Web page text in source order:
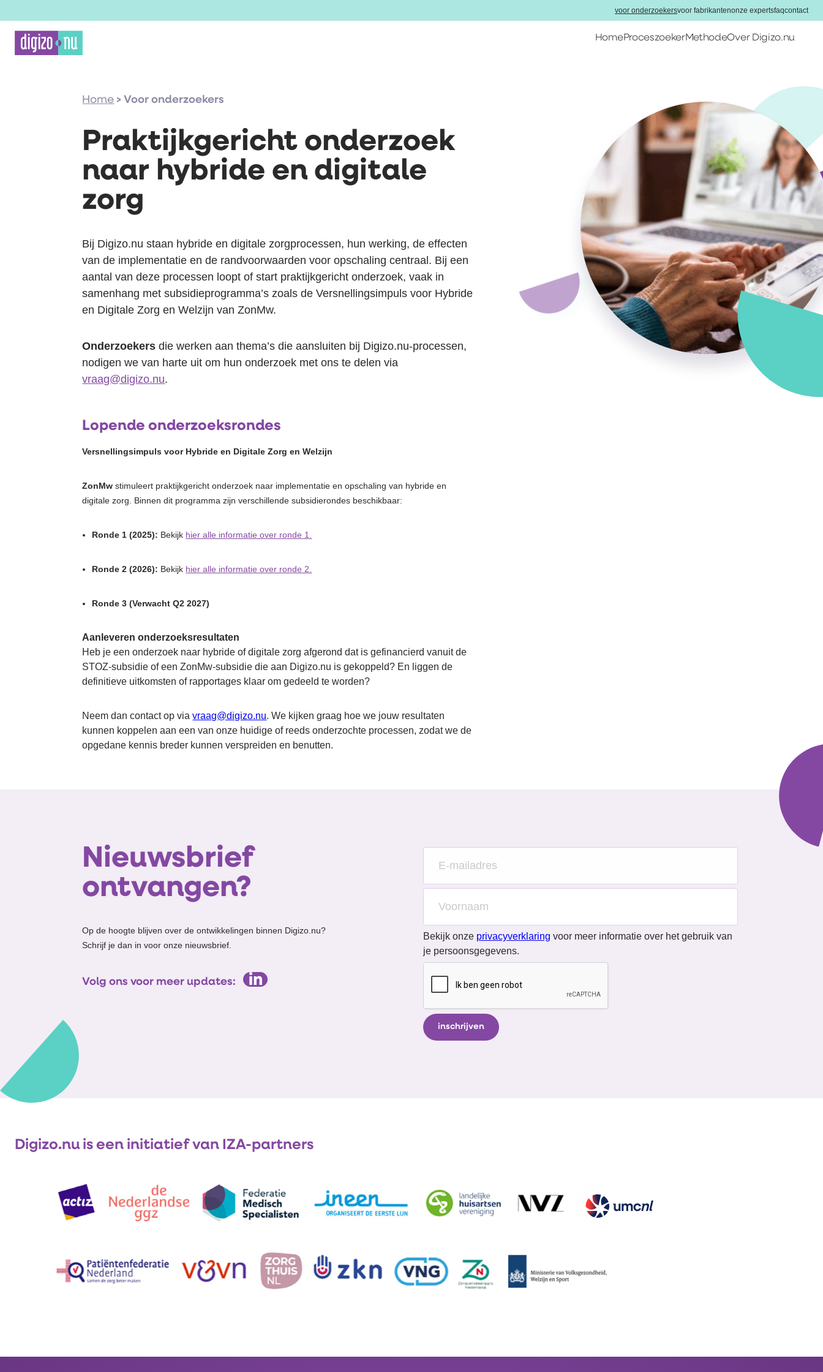
voor onderzoekersvoor fabrikantenonze expertsfaqcontact
HomeProceszoekerMethodeOver Digizo.nu
Proceszoeker
Methode
Over Digizo.nu
Voor onderzoekers
Voor fabrikanten
Onze experts
FAQ
Contact
Zoeken
Home >Voor onderzoekers
Praktijkgericht onderzoek
naar hybride en digitale
zorg
Bij Digizo.nu staan hybride en digitale zorgprocessen, hun werking, de effecten
van de implementatie en de randvoorwaarden voor opschaling centraal. Bij een
aantal van deze processen loopt of start praktijkgericht onderzoek, vaak in
samenhang met subsidieprogramma’s zoals deVersnellingsimpuls voor Hybride
en Digitale Zorg en Welzijn van ZonMw.
Onderzoekers die werken aan thema’s die aansluiten bij Digizo.nu-processen,
nodigen we van harte uit om hun onderzoek met ons te delen via
vraag@digizo.nu.
Lopende onderzoeksrondes
Versnellingsimpuls voor Hybride en Digitale Zorg en Welzijn
ZonMw stimuleert praktijkgericht onderzoek naar implementatie en opschaling van hybride en
digitale zorg. Binnen dit programma zijn verschillende subsidierondes beschikbaar:
Ronde 1 (2025): Bekijk hier alle informatie over ronde 1.
Ronde 2 (2026): Bekijk hier alle informatie over ronde 2.
Ronde 3(Verwacht Q2 2027)
Aanleveren onderzoeksresultaten
Heb je een onderzoek naar hybride of digitale zorg afgerond dat is gefinancierd vanuit de
STOZ-subsidie of een ZonMw-subsidie die aan Digizo.nu is gekoppeld? En liggen de
definitieve uitkomsten of rapportages klaar om gedeeld te worden?
Neem dan contact op viavraag@digizo.nu. We kijken graag hoe we jouw resultaten
kunnen koppelen aan een van onze huidige of reeds onderzochte processen, zodat we de
opgedane kennis breder kunnen verspreiden en benutten.
Nieuwsbrief
ontvangen?
Op de hoogte blijven over de ontwikkelingen binnen Digizo.nu?
Schrijf je dan in voor onze nieuwsbrief.
Volg ons voor meer updates:
Bekijk onze privacyverklaring voor meer informatie over het gebruik van
je persoonsgegevens.
Digizo.nu is een initiatief van IZA-partners